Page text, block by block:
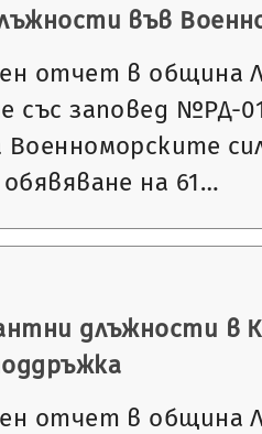
във
отчет в община
със заповед №РД-
Военноморските
на 61…
длъжности в
отчет в община